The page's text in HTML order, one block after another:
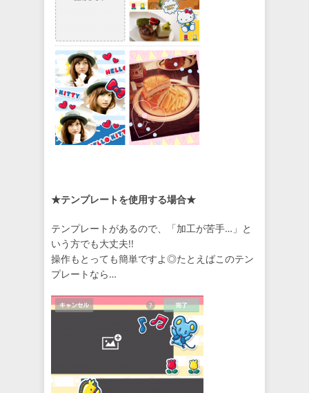
★テンプレートを使用する場合★
テンプレートがあるので、「加工が苦手…」と
いう方でも大丈夫!!
操作もとっても簡単ですよ◎たとえばこのテン
プレートなら…